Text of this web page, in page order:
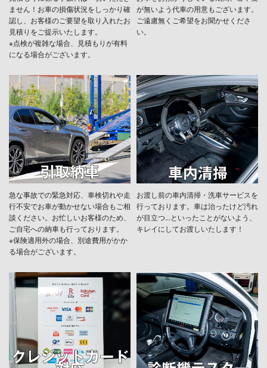
ません！お車の損傷状況をしっかり確
認し、お客様のご要望を取り入れたお
見積りをご提示いたします。
※点検が複雑な場合、見積もりが有料
になる場合がございます。
が無いよう代車の用意もございます。
ご遠慮無くご希望をお聞かせくださ
い。
急な事故での緊急対応、車検切れや走
行不安でお車が動かせない場合もご相
談ください。お忙しいお客様のため、
ご自宅への納車も行っております。
※保険適用外の場合、別途費用がかか
る場合がございます。
お渡し前の車内清掃・洗車サービスを
行っております。車は治ったけど汚れ
が目立つ...といったことがないよう、
キレイにしてお渡しいたします！